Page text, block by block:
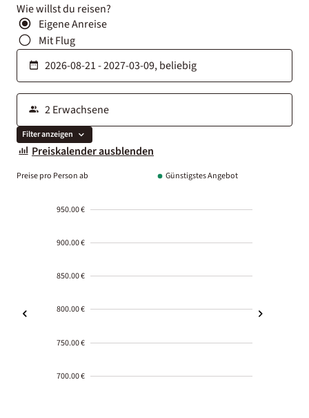
Wie willst du reisen?
Eigene Anreise
Mit Flug
Filter anzeigen
Preiskalender ausblenden
Preise pro Person ab Günstigstes Angebot
950.00 €
900.00 €
850.00 €
800.00 €
750.00 €
700.00 €